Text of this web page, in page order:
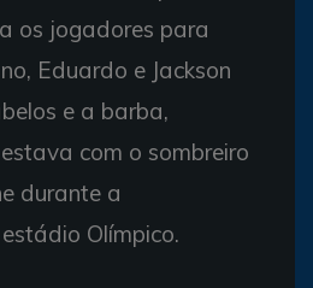
os jogadores para
Eduardo e Jackson
e a barba,
com o sombreiro
durante a
Olímpico.